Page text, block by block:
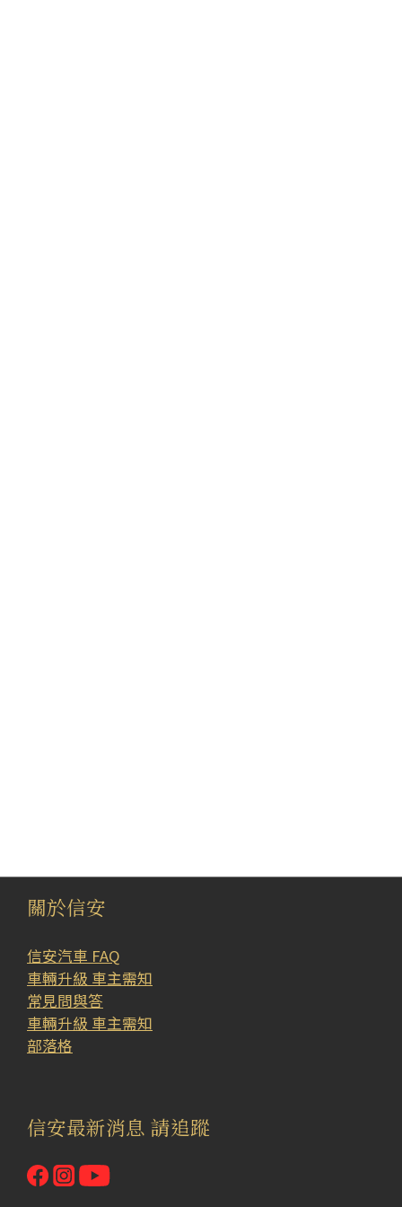
關於信安
信安汽車 FAQ
車輛升級 車主需知
常見問與答
車輛升級 車主需知
部落格
信安最新消息 請追蹤